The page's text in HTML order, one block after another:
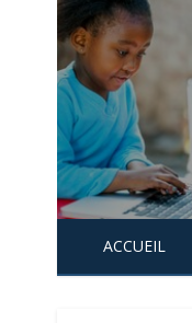
Skip
to
content
ACCUEIL